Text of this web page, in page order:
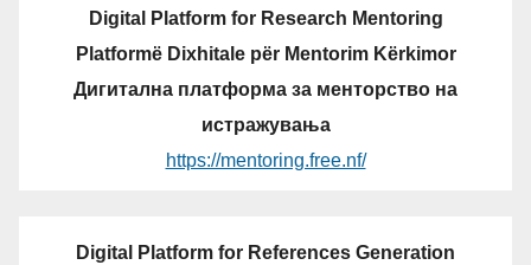
Digital Platform for Research Mentoring
Platformë Dixhitale për Mentorim Kërkimor
Дигитална платформа за менторство на
истражувања
https://mentoring.free.nf/
Digital Platform for References Generation